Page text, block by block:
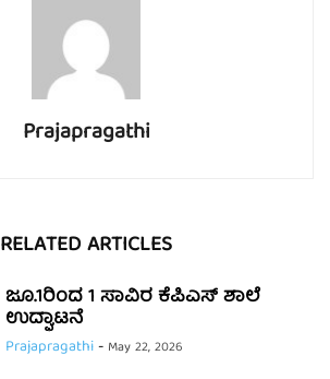
Prajapragathi
RELATED ARTICLES
ಜೂ.1ರಿಂದ 1 ಸಾವಿರ ಕೆಪಿಎಸ್ ಶಾಲೆ
ಉದ್ಘಾಟನೆ
Prajapragathi- May 22, 2026